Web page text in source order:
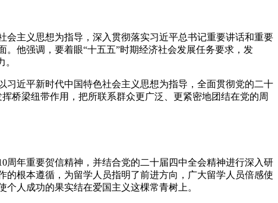
主义思想为指导，深入贯彻落实习近平总书记重要讲话和重要
他强调，要着眼“十五五”时期经济社会发展任务要求，发
近平新时代中国特色社会主义思想为指导，全面贯彻党的二十
桥梁纽带作用，把所联系群众更广泛、更紧密地团结在党的周
年重要贺信精神，并结合党的二十届四中全会精神进行深入研
根本遵循，为留学人员指明了前进方向，广大留学人员倍感使
人成功的果实结在爱国主义这棵常青树上。